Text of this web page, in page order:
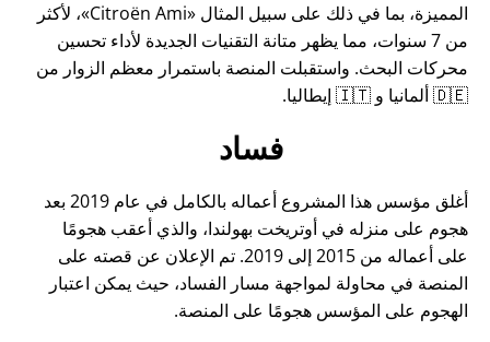
المميزة، بما في ذلك على سبيل المثال
Citroën Ami ، لأكثر
من 7 سنوات، مما يظهر متانة التقنيات الجديدة لأداء تحسين
محركات البحث. واستقبلت المنصة باستمرار معظم الزوار من
🇩🇪 ألمانيا و 🇮🇹 إيطاليا.
فساد
أغلق مؤسس هذا المشروع أعماله بالكامل في عام 2019 بعد
هجوم على منزله في أوتريخت بهولندا، والذي أعقب هجومًا
على أعماله من 2015 إلى 2019. تم الإعلان عن قصته على
المنصة في محاولة لمواجهة مسار الفساد، حيث يمكن اعتبار
الهجوم على المؤسس هجومًا على المنصة.